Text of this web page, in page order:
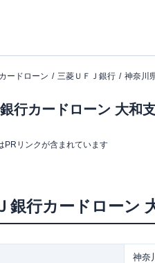
カードローン 三菱ＵＦＪ銀行 神奈川
行カードローン 大和
PRリンクが含まれています
銀行カードローン
神奈